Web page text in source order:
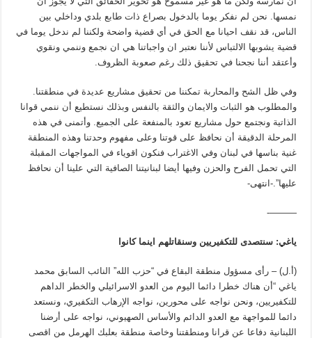
نمسها. نحن لم نفكر يوما بالدخول بصراع ذات طابع بلدي وداخلي بين
الناس، قد نقف احيانا مع الحق في أي قضية واضحة ولكننا لم ندخل يوما في
قضية يشوبها الالتباس لأننا نعتبر ان واجباتنا هي ان نجمع وننمي ونقوي
وأعتقد أننا نجحنا في تحقيق ذلك رغم صعوبة الظروف.
وفي ظل الشح والمحاربة تمكننا من تحقيق مشاريع عديدة في منطقتنا.
والمطلوب هو الثبات والايمان والثقة بالنفس وبذلك نستطيع أن ننمي قوانا
الذاتية ونجتمع حول مشاريع تعود بالمنفعة على الجميع. وأتمنى في هذه
المرحلة الدقيقة أن نحافظ على قوتنا وعلى مفهوم وحدتنا وهذه المنطقة
غنية بناسها في لبنان وفي الاغتراب فنكون اقوياء في المواجهات المقبلة
التي تحمل الفرح والحزن وفيها أيضا لبنانيتنا الصافية التي علينا أن نحافظ
عليها”.-انتهى-
———-
ياغي: سنتصدى للتكفيريين وسنقاتلهم اينما كانوا
(أ.ل) – رأى مسؤول منطقة البقاع في “حزب الله” النائب السابق محمد
ياغي “أن هناك خطرا دائما اليوم من العدو الاسرائيلي والخطر الداهم
للتكفيريين، ونحن نواجه على محورين، نواجه الإرهاب التكفيري، ونستعد
دائما للمواجهة مع العدو الدائم والأساس الصهيوني، نواجه على أرضنا
اللبنانية دفاعا عن قرانا ومنطقتنا وخاصة منطقة بعلبك الهرمل من اقصى